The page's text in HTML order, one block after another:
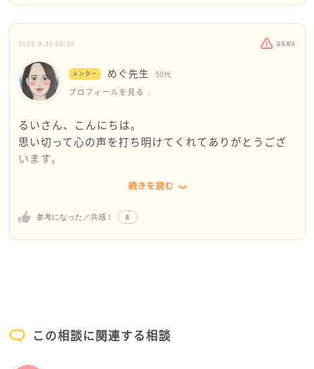
大学の友人関係は浅くとお書きですが、まずは浅くて
もいいんじゃないかなと私は思います。何気ない雑談
に救われることって案外よくあるからです。それと、自
分の話を聞いて欲しいと思っている人はたくさんいま
す。人付き合いが苦手でも、聞き役に回れば意外と友
話は変わりますが。
例えば、同じ花屋さんで決まった日に花一輪を買うと
感じで。それを続けると、何気ない日常会話が始まる
かもしれません。
「今長持ちする花はどれですか?」「今お帰りです
って楽しんでみてはいかがでしょうか。秋の花が出回
り始めていますよ。
2025.9.30 08:28 違反報告
メンター めぐ先生 50代
プロフィールを見る
るいさん、こんにちは。
思い切って心の声を打ち明けてくれてありがとうござ
います。
「一人でいるのは好き。でも、ときどき無性に人恋し
くなる」
「話しても浅くて、むしろ孤独を感じてしまう」
寂しさが強くなるのは、人として当たり前の「つなが
りたい」という本能があるからです。大学に入って環
続きを読む
参考になった／共感！ 8
この相談に関連する相談